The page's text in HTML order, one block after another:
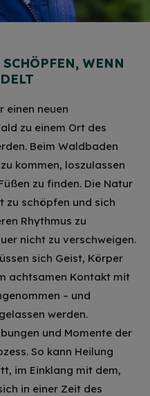
WENN
einen neuen
zu einem Ort des
Beim Waldbaden
kommen, loszulassen
zu finden. Die Natur
zu schöpfen und sich
Rhythmus zu
nicht zu verschweigen.
sich Geist, Körper
achtsamen Kontakt mit
– und
werden.
und Momente der
So kann Heilung
im Einklang mit dem,
in einer Zeit des